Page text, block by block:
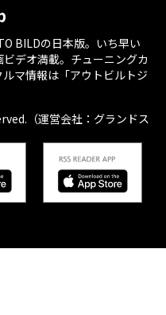
BILDの日本版。いち早い
デオ満載。チューニングカ
マ情報は「アウトビルトジ
（運営会社：グランドス